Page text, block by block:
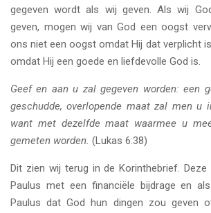
gegeven wordt als wij geven. Als wij
geven, mogen wij van God een oogst
ons niet een oogst omdat Hij dat verplicht
omdat Hij een goede en liefdevolle God is.
Geef en aan u zal gegeven worden: een
geschudde, overlopende maat zal men u
want met dezelfde maat waarmee u
gemeten worden. (Lukas 6:38)
Dit zien wij terug in de Korinthebrief. Deze
Paulus met een financiële bijdrage en
Paulus dat God hun dingen zou geven